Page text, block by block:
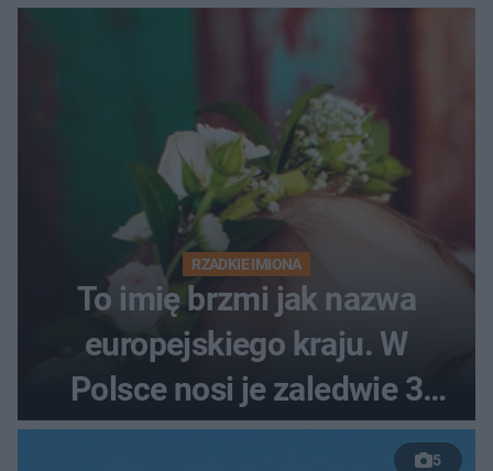
RZADKIE IMIONA
To imię brzmi jak nazwa
europejskiego kraju. W
Polsce nosi je zaledwie 3
kobiety
5